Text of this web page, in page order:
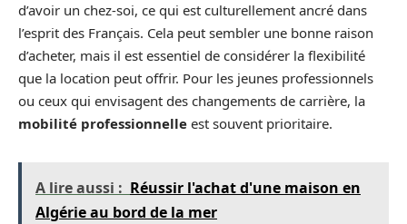
d’avoir un chez-soi, ce qui est culturellement ancré dans
l’esprit des Français. Cela peut sembler une bonne raison
d’acheter, mais il est essentiel de considérer la flexibilité
que la location peut offrir. Pour les jeunes professionnels
ou ceux qui envisagent des changements de carrière, la
mobilité professionnelle est souvent prioritaire.
A lire aussi : Réussir l'achat d'une maison en
Algérie au bord de la mer